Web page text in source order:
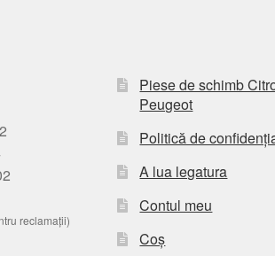
reclamații)
Piese de schimb
Peugeot
Politică de
A lua legatura
Contul meu
Coș